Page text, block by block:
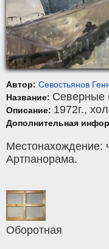
Автор: Севостьянов
Название: Северные
Описание: 1972г.,
Дополнительная
Местонахождение:
Артпанорама.
Оборотная